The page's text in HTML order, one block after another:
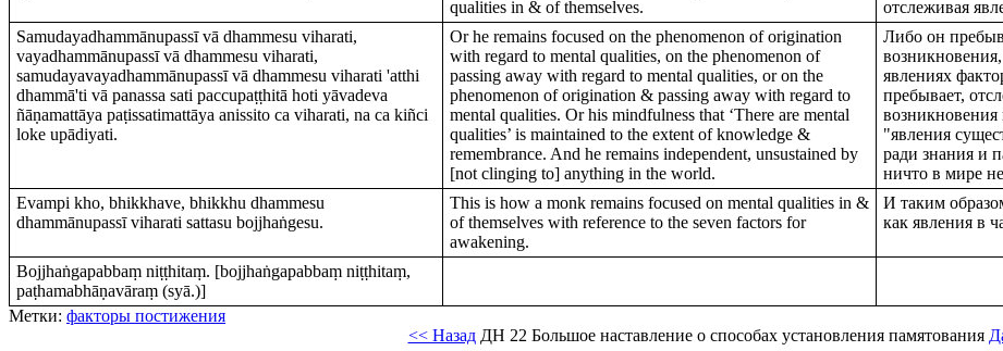
qualities in & of themselves.
отслеживая
Samudayadhammānupassī vā dhammesu viharati,
vayadhammānupassī vā dhammesu viharati,
samudayavayadhammānupassī vā dhammesu viharati 'atthi
dhammā'ti vā panassa sati paccupaṭṭhitā hoti yāvadeva
ñāṇamattāya paṭissatimattāya anissito ca viharati, na ca kiñci
loke upādiyati.
Or he remains focused on the phenomenon of origination
with regard to mental qualities, on the phenomenon of
passing away with regard to mental qualities, or on the
phenomenon of origination & passing away with regard to
mental qualities. Or his mindfulness that ‘There are mental
qualities’ is maintained to the extent of knowledge &
remembrance. And he remains independent, unsustained by
[not clinging to] anything in the world.
Либо он
явлениях
пребывает,
"явления
ради знания и
ничто в мире
Evampi kho, bhikkhave, bhikkhu dhammesu
dhammānupassī viharati sattasu bojjhaṅgesu.
This is how a monk remains focused on mental qualities in &
of themselves with reference to the seven factors for
awakening.
И таким
как явления в
Bojjhaṅgapabbaṃ niṭṭhitaṃ. [bojjhaṅgapabbaṃ niṭṭhitaṃ,
paṭhamabhāṇavāraṃ (syā.)]
Метки: факторы постижения
<< НазадДН 22 Большое наставление о способах установления памятования